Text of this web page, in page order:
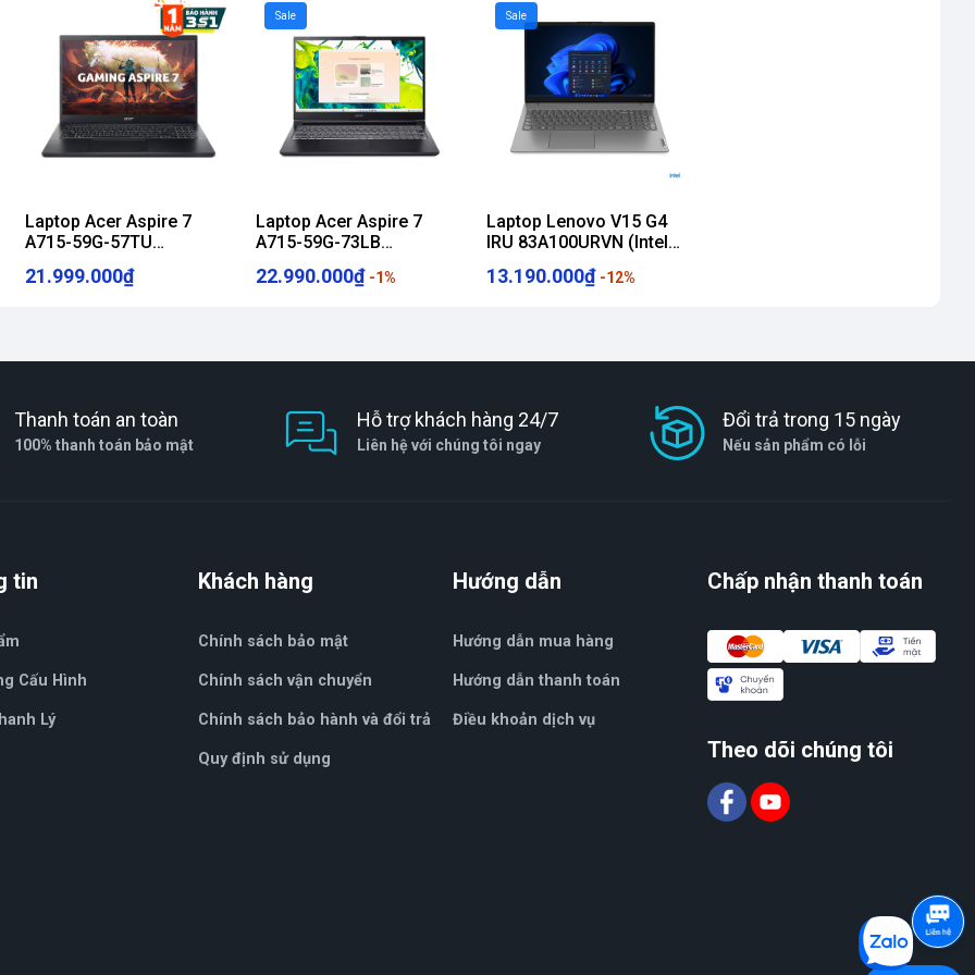
x 0.78" ~ 0.78")
Laptop Acer Aspire 7
A715-59G-57TU
NH.QX6SV.001 (Intel Core
i5-12450H | RTX 3050 |
21.999.000₫
Sale
Laptop Acer Aspire 7
A715-59G-73LB
NH.QX6SV.002 (Intel Core
i7-12650H | RTX 3050 6GB
22.990.000₫ -1%
Sale
Laptop Lenovo V15 G4
IRU 83A100URVN (Intel
Core i5-13420H | 8GB |
512GB | Intel UHD | 15.6
13.190.000₫ -12%
Thanh toán an toàn
100% thanh toán bảo mật
Hỗ trợ khách hàng 24/7
Liên hệ với chúng tôi ngay
Đổi trả trong 15 ngày
Nếu sản phẩm có lỗi
tin
Cấu Hình
Lý
Khách hàng
Chính sách bảo mật
Chính sách vận chuyển
Chính sách bảo hành và đổi trả
Quy định sử dụng
Hướng dẫn
Hướng dẫn mua hàng
Hướng dẫn thanh toán
Điều khoản dịch vụ
Chấp nhận thanh toán
Theo dõi chúng tôi